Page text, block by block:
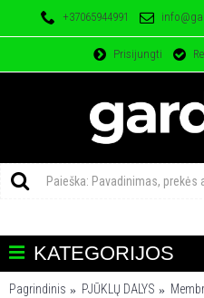
+37065944991
Prisijungti
KATEGORIJOS
Pagrindinis PJŪKLŲ DALYS